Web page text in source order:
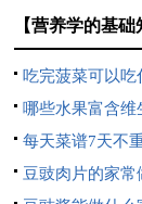
【营养学的基
吃完菠菜可以吃
哪些水果富含维
每天菜谱7天不
豆豉肉片的家常